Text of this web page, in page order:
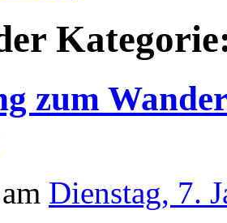
zum
Dienstag, 7.